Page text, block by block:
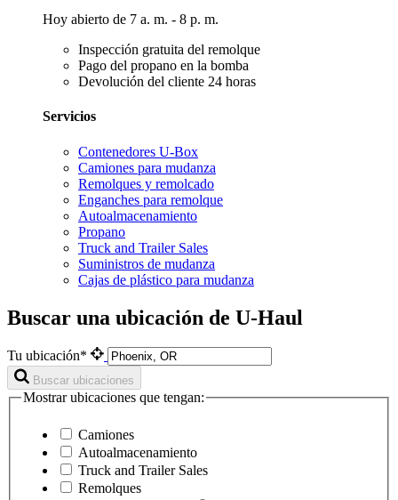
Hoy abierto de 7 a. m. - 8 p. m.
Inspección gratuita del remolque
Pago del propano en la bomba
Devolución del cliente 24 horas
Servicios
Contenedores U-Box
Camiones para mudanza
Remolques y remolcado
Enganches para remolque
Autoalmacenamiento
Propano
Truck and Trailer Sales
Suministros de mudanza
Cajas de plástico para mudanza
Buscar una ubicación de U-Haul
Tu ubicación*
Buscar ubicaciones
Mostrar ubicaciones que tengan:
Camiones
Autoalmacenamiento
Truck and Trailer Sales
Remolques